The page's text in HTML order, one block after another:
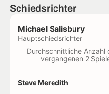
Schiedsrichter
Michael Salisbury
Hauptschiedsrichter
Durchschnittliche Anzahl
vergangenen 2
Steve Meredith